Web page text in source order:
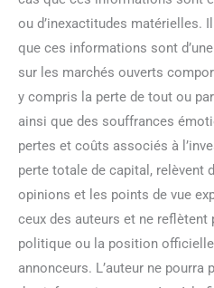
ou d’inexactitudes matérielles.
que ces informations sont
sur les marchés ouverts
y compris la perte de tout ou
ainsi que des souffrances
pertes et coûts associés à
perte totale de capital, relèvent
opinions et les points de vue
ceux des auteurs et ne reflètent
politique ou la position
annonceurs. L’auteur ne pourra